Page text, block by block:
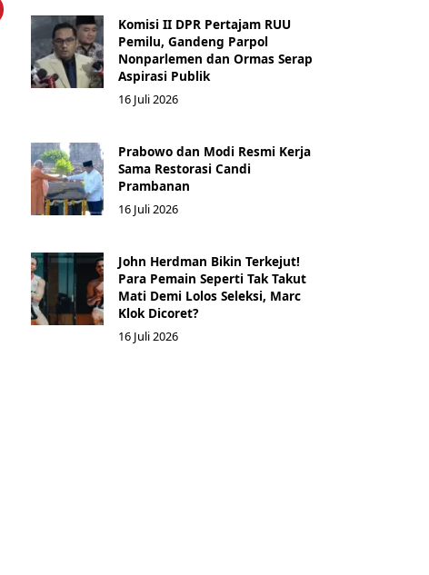
Komisi II DPR Pertajam RUU
Pemilu, Gandeng Parpol
Nonparlemen dan Ormas Serap
Aspirasi Publik
16 Juli 2026
Prabowo dan Modi Resmi Kerja
Sama Restorasi Candi
Prambanan
16 Juli 2026
John Herdman Bikin Terkejut!
Para Pemain Seperti Tak Takut
Mati Demi Lolos Seleksi, Marc
Klok Dicoret?
16 Juli 2026